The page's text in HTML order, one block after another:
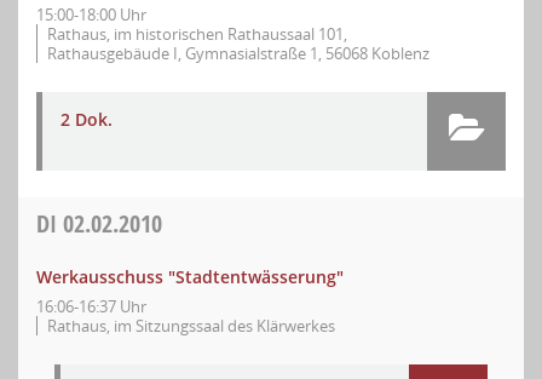
15:00-18:00 Uhr
Rathaus, im historischen Rathaussaal 101,
Rathausgebäude I, Gymnasialstraße 1, 56068 Koblenz
2 Dok.
DI 02.02.2010
Werkausschuss "Stadtentwässerung"
16:06-16:37 Uhr
Rathaus, im Sitzungssaal des Klärwerkes